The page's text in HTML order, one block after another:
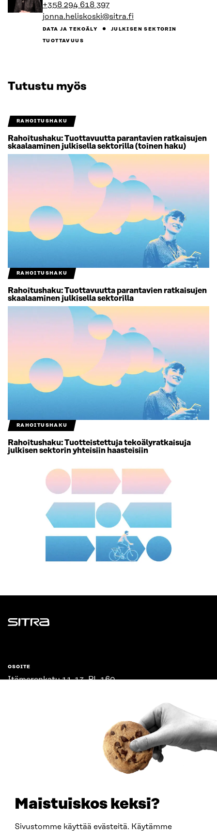
Maistuiskos keksi?
Sivustomme käyttää evästeitä. Käytämme
+358 294 618 397
jonna.heliskoski@sitra.fi
DATA JA TEKOÄLY
JULKISEN SEKTORIN
TUOTTAVUUS
Tutustu myös
RAHOITUSHAKU
Rahoitushaku: Tuottavuutta parantavien ratkaisujen
skaalaaminen julkisella sektorilla (toinen haku)
RAHOITUSHAKU
Rahoitushaku: Tuottavuutta parantavien ratkaisujen
skaalaaminen julkisella sektorilla
RAHOITUSHAKU
Rahoitushaku: Tuotteistettuja tekoälyratkaisuja
julkisen sektorin yhteisiin haasteisiin
Sitra
OSOITE
Itämerenkatu 11-13, PL 160,